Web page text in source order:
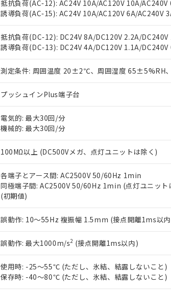
抵抗負荷(AC-12): AC24V 10A/AC120V 10A/
誘導負荷(AC-15): AC24V 10A/AC120V 6A/AC240V
抵抗負荷(DC-12): DC24V 8A/DC120V 2.2A/DC240V
誘導負荷(DC-13): DC24V 4A/DC120V 1.1A/DC240V
測定条件: 周囲温度 20±2℃、周囲湿度 65±5%RH
プッシュインPlus端子台
電気的: 最大30回/分
機械的: 最大30回/分
100MΩ以上 (DC500Vメガ、点灯ユニットは除く)
各端子とアース間: AC2500V 50/60Hz 1min
同極端子間: AC2500V 50/60Hz 1min (点灯ユニット
(初期値)
誤動作: 10～55Hz 複振幅 1.5mm (接点開離1ms以
誤動作: 最大1000m/s2 (接点開離1ms以内)
使用時: -25～55℃ (ただし、氷結、結露しないこと)
保存時: -40～80℃ (ただし、氷結、結露しないこと)
当社販売員にご相談ください。
オムロン制御機器販売店や当社販売拠点は「
す。
マイパーツ機能（部品リスト作成サービス
ている必要があります。
お客様が当ウェブサイト上で当社にご登録
が、当社の製品・サービスに関するお客様
さい。
いる法人を指します。
※2 対応予定月
部品在庫の切り替え状況などにより、予定月が前
※3 非含有証明書ダウンロード
下記の非含有証明書をダウンロードすることがで
EU RoHS指令（10物質）の非含有証明書
51物質の非含有証明書（当社基準）
※本証明書は発行日時点で非含有を証明するも
混在することから備考欄に対応日を記載しており
既に当社にて対応品への在庫切替を完了してい
り割愛しております。
※2 環境保護使用期限
「ｅ」：有害物質（10物質）のすべてが基準値以
「10」：通常の使用状況下において有害物質が
「－」：未確認です。当社販売部門へお問い合わ
当社は、貴社製品を第三者に販売する場合
たしません。
合意する
△ 一定数には満たないが在庫あり
－
在庫なし(最新の在庫状況については
機器販売店・当社販売員にご確認くだ
空
受注生産機種、また在庫状況の情報を